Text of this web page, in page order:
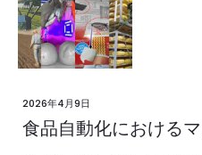
2026年4月9日
食品自動化における